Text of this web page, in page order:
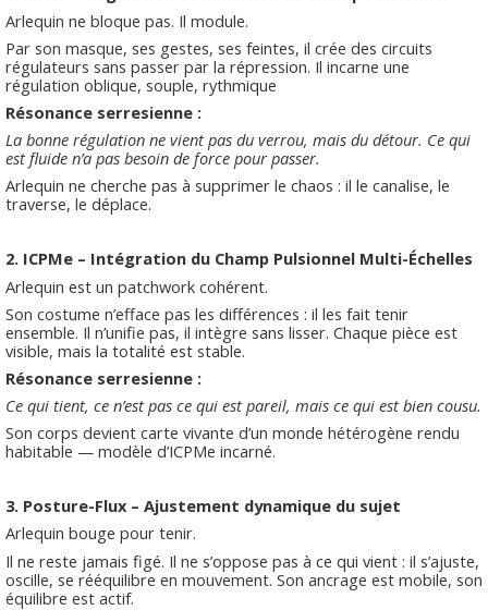
Arlequin ne bloque pas. Il module.
Par son masque, ses gestes, ses feintes, il crée des circuits
régulateurs sans passer par la répression. Il incarne une
régulation oblique, souple, rythmique
Résonance serresienne :
La bonne régulation ne vient pas du verrou, mais du détour. Ce qui
est fluide n’a pas besoin de force pour passer.
Arlequin ne cherche pas à supprimer le chaos : il le canalise, le
traverse, le déplace.
2. ICPMe – Intégration du Champ Pulsionnel Multi-Échelles
Arlequin est un patchwork cohérent.
Son costume n’efface pas les différences : il les fait tenir
ensemble. Il n’unifie pas, il intègre sans lisser. Chaque pièce est
visible, mais la totalité est stable.
Résonance serresienne :
Ce qui tient, ce n’est pas ce qui est pareil, mais ce qui est bien cousu.
Son corps devient carte vivante d’un monde hétérogène rendu
habitable — modèle d’ICPMe incarné.
3. Posture-Flux – Ajustement dynamique du sujet
Arlequin bouge pour tenir.
Il ne reste jamais figé. Il ne s’oppose pas à ce qui vient : il s’ajuste,
oscille, se rééquilibre en mouvement. Son ancrage est mobile, son
équilibre est actif.